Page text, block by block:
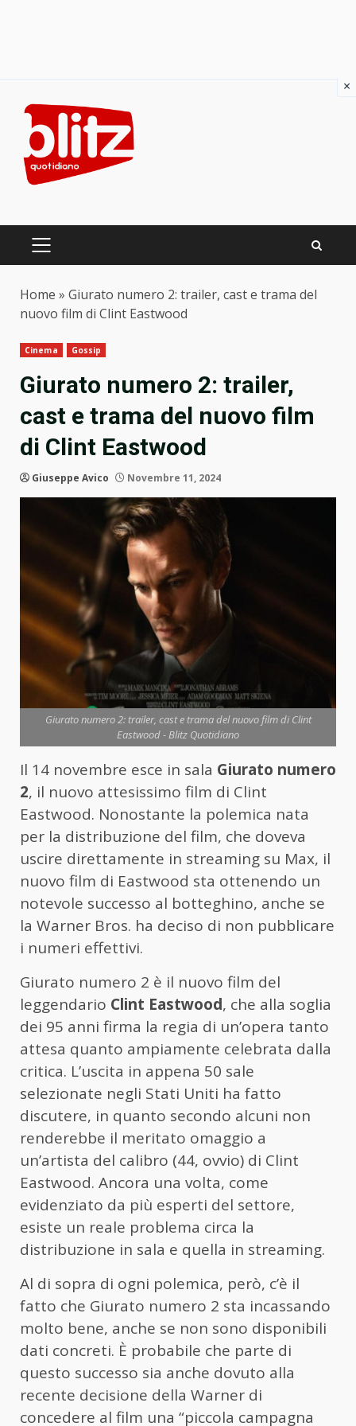
content
PRIMARY
Home » Giurato numero 2: trailer, cast e trama del
nuovo film di Clint Eastwood
Cinema Gossip
Giurato numero 2: trailer,
cast e trama del nuovo film
di Clint Eastwood
Giuseppe Avico Novembre 11, 2024
Giurato numero 2: trailer, cast e trama del nuovo film di Clint
Eastwood - Blitz Quotidiano
Il 14 novembre esce in sala Giurato numero
2, il nuovo attesissimo film di Clint
Eastwood. Nonostante la polemica nata
per la distribuzione del film, che doveva
uscire direttamente in streaming su Max, il
nuovo film di Eastwood sta ottenendo un
notevole successo al botteghino, anche se
la Warner Bros. ha deciso di non pubblicare
i numeri effettivi.
Giurato numero 2 è il nuovo film del
leggendario Clint Eastwood, che alla soglia
dei 95 anni firma la regia di un’opera tanto
attesa quanto ampiamente celebrata dalla
critica. L’uscita in appena 50 sale
selezionate negli Stati Uniti ha fatto
discutere, in quanto secondo alcuni non
renderebbe il meritato omaggio a
un’artista del calibro (44, ovvio) di Clint
Eastwood. Ancora una volta, come
evidenziato da più esperti del settore,
esiste un reale problema circa la
distribuzione in sala e quella in streaming.
Al di sopra di ogni polemica, però, c’è il
fatto che Giurato numero 2 sta incassando
molto bene, anche se non sono disponibili
dati concreti. È probabile che parte di
questo successo sia anche dovuto alla
recente decisione della Warner di
concedere al film una “piccola campagna
×